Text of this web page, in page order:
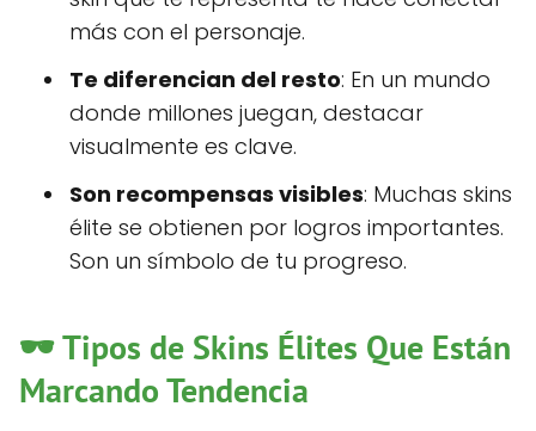
más con el personaje.
Te diferencian del resto: En un mundo
donde millones juegan, destacar
visualmente es clave.
Son recompensas visibles: Muchas skins
élite se obtienen por logros importantes.
Son un símbolo de tu progreso.
🕶️ Tipos de Skins Élites Que Están
Marcando Tendencia